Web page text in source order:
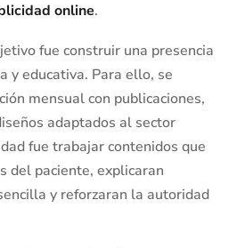
online.
fue construir una presencia
y educativa. Para ello, se
mensual con publicaciones,
adaptados al sector
fue trabajar contenidos que
del paciente, explicaran
y reforzaran la autoridad